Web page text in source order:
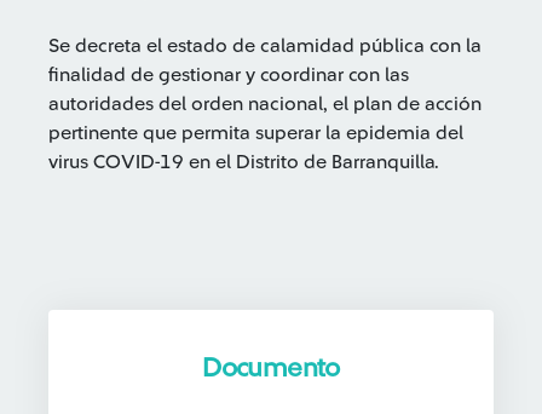
Se decreta el estado de calamidad pública con la
finalidad de gestionar y coordinar con las
autoridades del orden nacional, el plan de acción
pertinente que permita superar la epidemia del
virus COVID-19 en el Distrito de Barranquilla.
Documento